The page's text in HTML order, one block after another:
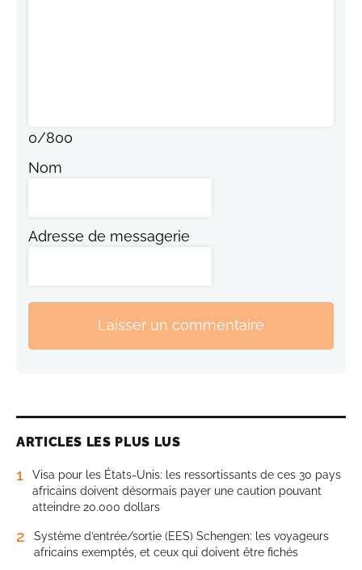
0/800
Nom
Adresse de messagerie
Laisser un commentaire
ARTICLES LES PLUS LUS
1
Visa pour les États-Unis: les ressortissants de ces 30 pays
africains doivent désormais payer une caution pouvant
atteindre 20.000 dollars
2
Système d’entrée/sortie (EES) Schengen: les voyageurs
africains exemptés, et ceux qui doivent être fichés